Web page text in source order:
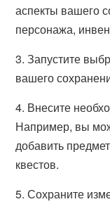
аспекты вашего
персонажа,
3. Запустите
вашего
4. Внесите
Например, вы
добавить
квестов.
5. Сохраните